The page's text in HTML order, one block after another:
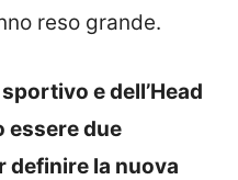
reso grande.
e dell’Head
essere due
definire la nuova